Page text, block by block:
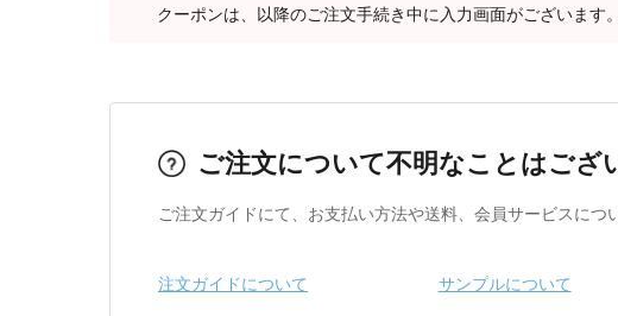
クーポンは、以降のご注文手続き中に入力画面がございます。
ご注文について不明なことはござ
ご注文ガイドにて、お支払い方法や送料、会員サービスにつ
注文ガイドについて サンプルについて